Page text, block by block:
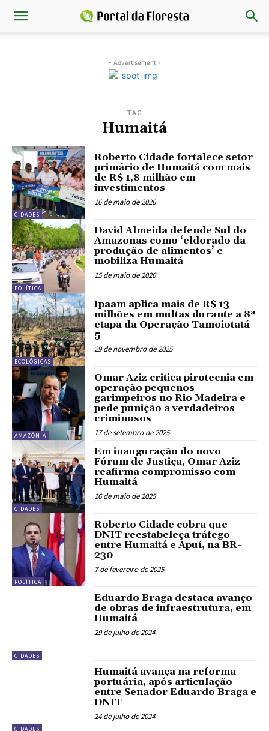
- Advertisement -
TAG
Humaitá
CIDADES
Roberto Cidade fortalece setor
primário de Humaitá com mais
de R$ 1,8 milhão em
investimentos
16 de maio de 2026
POLÍTICA
David Almeida defende Sul do
Amazonas como ‘eldorado da
produção de alimentos’ e
mobiliza Humaitá
15 de maio de 2026
ECOLÓGICAS
Ipaam aplica mais de R$ 13
milhões em multas durante a 8ª
etapa da Operação Tamoiotatá
5
29 de novembro de 2025
AMAZÔNIA
Omar Aziz critica pirotecnia em
operação pequenos
garimpeiros no Rio Madeira e
pede punição a verdadeiros
criminosos
17 de setembro de 2025
CIDADES
Em inauguração do novo
Fórum de Justiça, Omar Aziz
reafirma compromisso com
Humaitá
16 de maio de 2025
POLÍTICA
Roberto Cidade cobra que
DNIT reestabeleça tráfego
entre Humaitá e Apuí, na BR-
230
7 de fevereiro de 2025
CIDADES
Eduardo Braga destaca avanço
de obras de infraestrutura, em
Humaitá
29 de julho de 2024
CIDADES
Humaitá avança na reforma
portuária, após articulação
entre Senador Eduardo Braga e
DNIT
24 de julho de 2024